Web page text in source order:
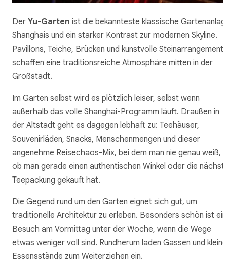
Der Yu-Garten ist die bekannteste klassische
Shanghais und ein starker Kontrast zur modernen Skyline.
Pavillons, Teiche, Brücken und kunstvolle Steinarrangements
schaffen eine traditionsreiche Atmosphäre mitten in der
Großstadt.
Im Garten selbst wird es plötzlich leiser, selbst wenn
außerhalb das volle Shanghai-Programm läuft. Draußen in
der Altstadt geht es dagegen lebhaft zu: Teehäuser,
Souvenirläden, Snacks, Menschenmengen und dieser
angenehme Reisechaos-Mix, bei dem man nie genau weiß,
ob man gerade einen authentischen Winkel oder die
Teepackung gekauft hat.
Die Gegend rund um den Garten eignet sich gut, um
traditionelle Architektur zu erleben. Besonders schön ist ein
Besuch am Vormittag unter der Woche, wenn die Wege
etwas weniger voll sind. Rundherum laden Gassen und kleine
Essensstände zum Weiterziehen ein.